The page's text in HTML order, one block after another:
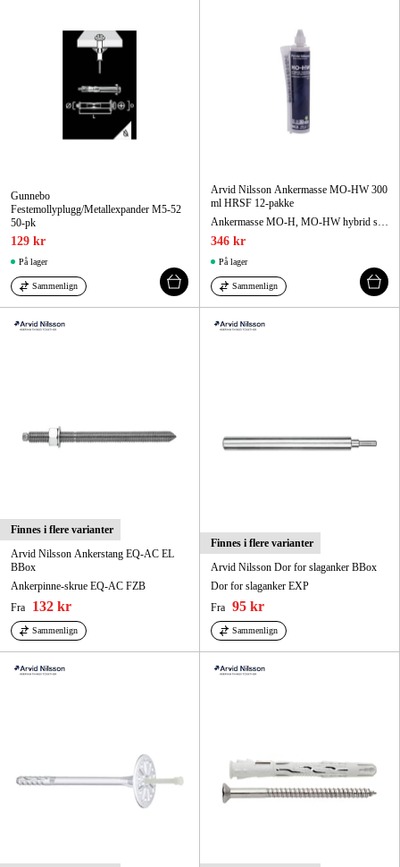
Gunnebo
Festemollyplugg/Metallexpander M5-52
50-pk
129 kr
På lager
Sammenlign
Arvid Nilsson Ankermasse MO-HW 300
ml HRSF 12-pakke
346 kr
På lager
Sammenlign
Finnes i flere varianter
Arvid Nilsson Ankerstang EQ-AC EL
BBox
Ankerpinne-skrue EQ-AC FZB
Fra
132 kr
Sammenlign
Finnes i flere varianter
Arvid Nilsson Dor for slaganker BBox
Dor for slaganker EXP
Fra 95 kr
Sammenlign